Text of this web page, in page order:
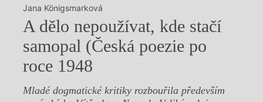
Výroční ceny
Jana Königsmarková
A dělo nepoužívat, kde stačí
samopal (Česká poezie po
roce 1948
Mladé dogmatické kritiky rozbouřila především